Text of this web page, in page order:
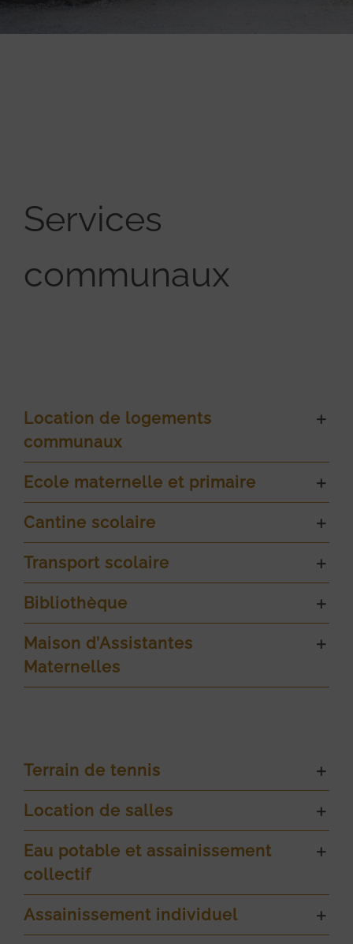
Services
communaux
Location de logements
communaux
Ecole maternelle et primaire
Cantine scolaire
Transport scolaire
Bibliothèque
Maison d’Assistantes
Maternelles
Terrain de tennis
Location de salles
Eau potable et assainissement
collectif
Assainissement individuel